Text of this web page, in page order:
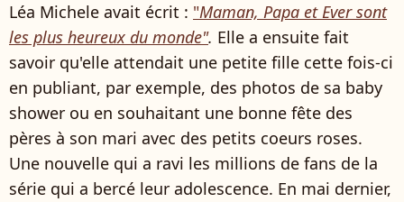
Léa Michele avait écrit : "Maman, Papa et Ever sont
les plus heureux du monde". Elle a ensuite fait
savoir qu'elle attendait une petite fille cette fois-ci
en publiant, par exemple, des photos de sa baby
shower ou en souhaitant une bonne fête des
pères à son mari avec des petits coeurs roses.
Une nouvelle qui a ravi les millions de fans de la
série qui a bercé leur adolescence. En mai dernier,